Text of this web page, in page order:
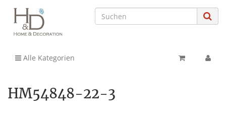
Alle Kategorien
HM54848-22-3